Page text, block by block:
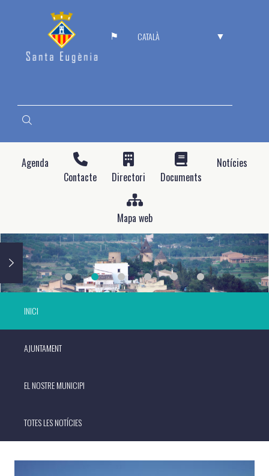
SELECT
YOUR
Agenda
Contacte
Directori Documents
Notícies
Mapa web
INICI
AJUNTAMENT
EL NOSTRE MUNICIPI
TOTES LES NOTÍCIES